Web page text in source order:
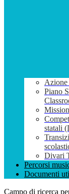
Azione
Piano
statali
Divari
Percorsi
Documenti
Campo di ricerca